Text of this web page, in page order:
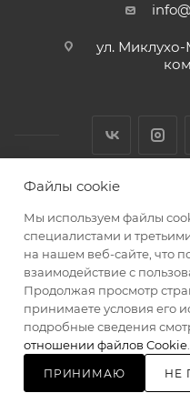
ул. Миклухо-
2026 © МОСФАСАД
Разработано
Файлы cookie
Мы используем файлы
специалистами и
на нашем веб-сайте, что
взаимодействие с
Продолжая просмотр
принимаете условия его
подробные сведения
отношении файлов Cookie
ПРИНИМАЮ НЕ